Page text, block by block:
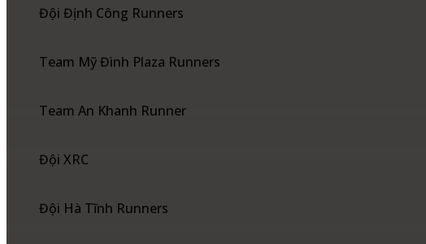
Đội Định Công Runners
Team Mỹ Đình Plaza Runners
Team An Khanh Runner
Đội XRC
Đội Hà Tĩnh Runners